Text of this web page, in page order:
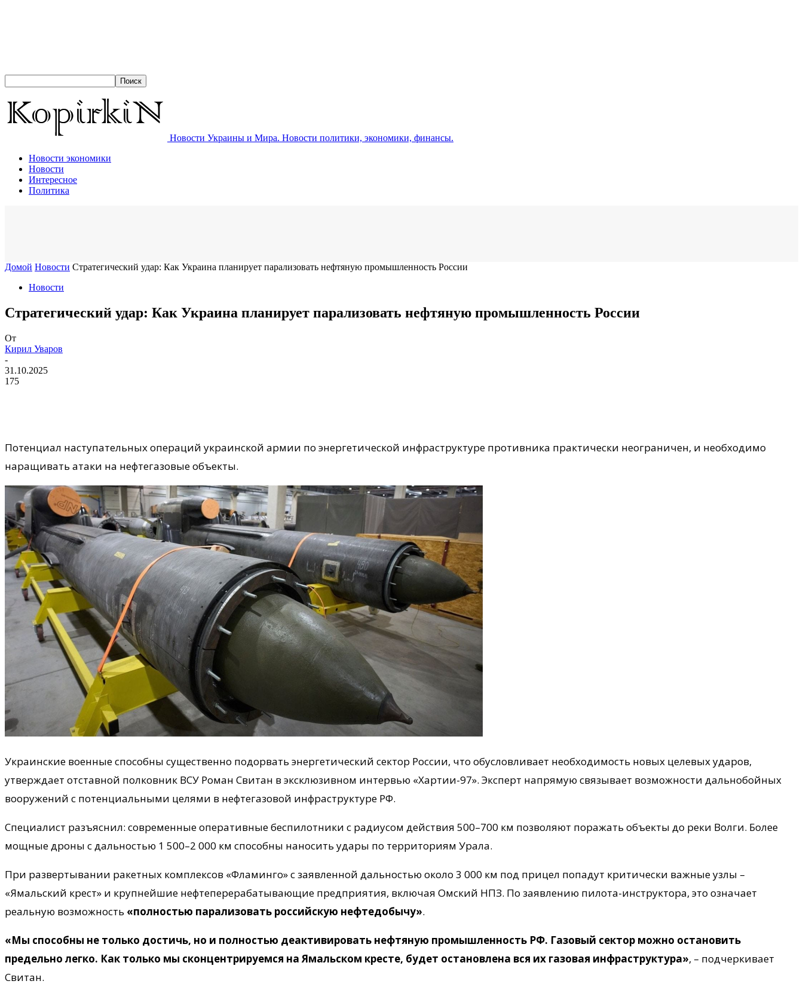
Новости Украины и Мира. Новости политики, экономики, финансы.
Новости экономики
Новости
Интересное
Политика
Домой Новости Стратегический удар: Как Украина планирует парализовать нефтяную промышленность России
Новости
Стратегический удар: Как Украина планирует парализовать нефтяную промышленность России
От
Кирил Уваров
-
31.10.2025
175
Потенциал наступательных операций украинской армии по энергетической инфраструктуре противника практически неограничен, и необходимо
наращивать атаки на нефтегазовые объекты.
Украинские военные способны существенно подорвать энергетический сектор России, что обусловливает необходимость новых целевых ударов,
утверждает отставной полковник ВСУ Роман Свитан в эксклюзивном интервью «Хартии-97». Эксперт напрямую связывает возможности дальнобойных
вооружений с потенциальными целями в нефтегазовой инфраструктуре РФ.
Специалист разъяснил: современные оперативные беспилотники с радиусом действия 500–700 км позволяют поражать объекты до реки Волги. Более
мощные дроны с дальностью 1 500–2 000 км способны наносить удары по территориям Урала.
При развертывании ракетных комплексов «Фламинго» с заявленной дальностью около 3 000 км под прицел попадут критически важные узлы –
«Ямальский крест» и крупнейшие нефтеперерабатывающие предприятия, включая Омский НПЗ. По заявлению пилота-инструктора, это означает
реальную возможность «полностью парализовать российскую нефтедобычу».
«Мы способны не только достичь, но и полностью деактивировать нефтяную промышленность РФ. Газовый сектор можно остановить
предельно легко. Как только мы сконцентрируемся на Ямальском кресте, будет остановлена вся их газовая инфраструктура», – подчеркивает
Свитан.